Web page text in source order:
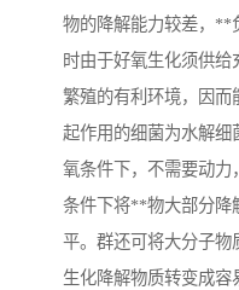
物的降解能力较差，**
时由于好氧生化须供给
繁殖的有利环境，因而
起作用的细菌为水解细
氧条件下，不需要动力
条件下将**物大部分降
平。群还可将大分子物
生化降解物质转变成